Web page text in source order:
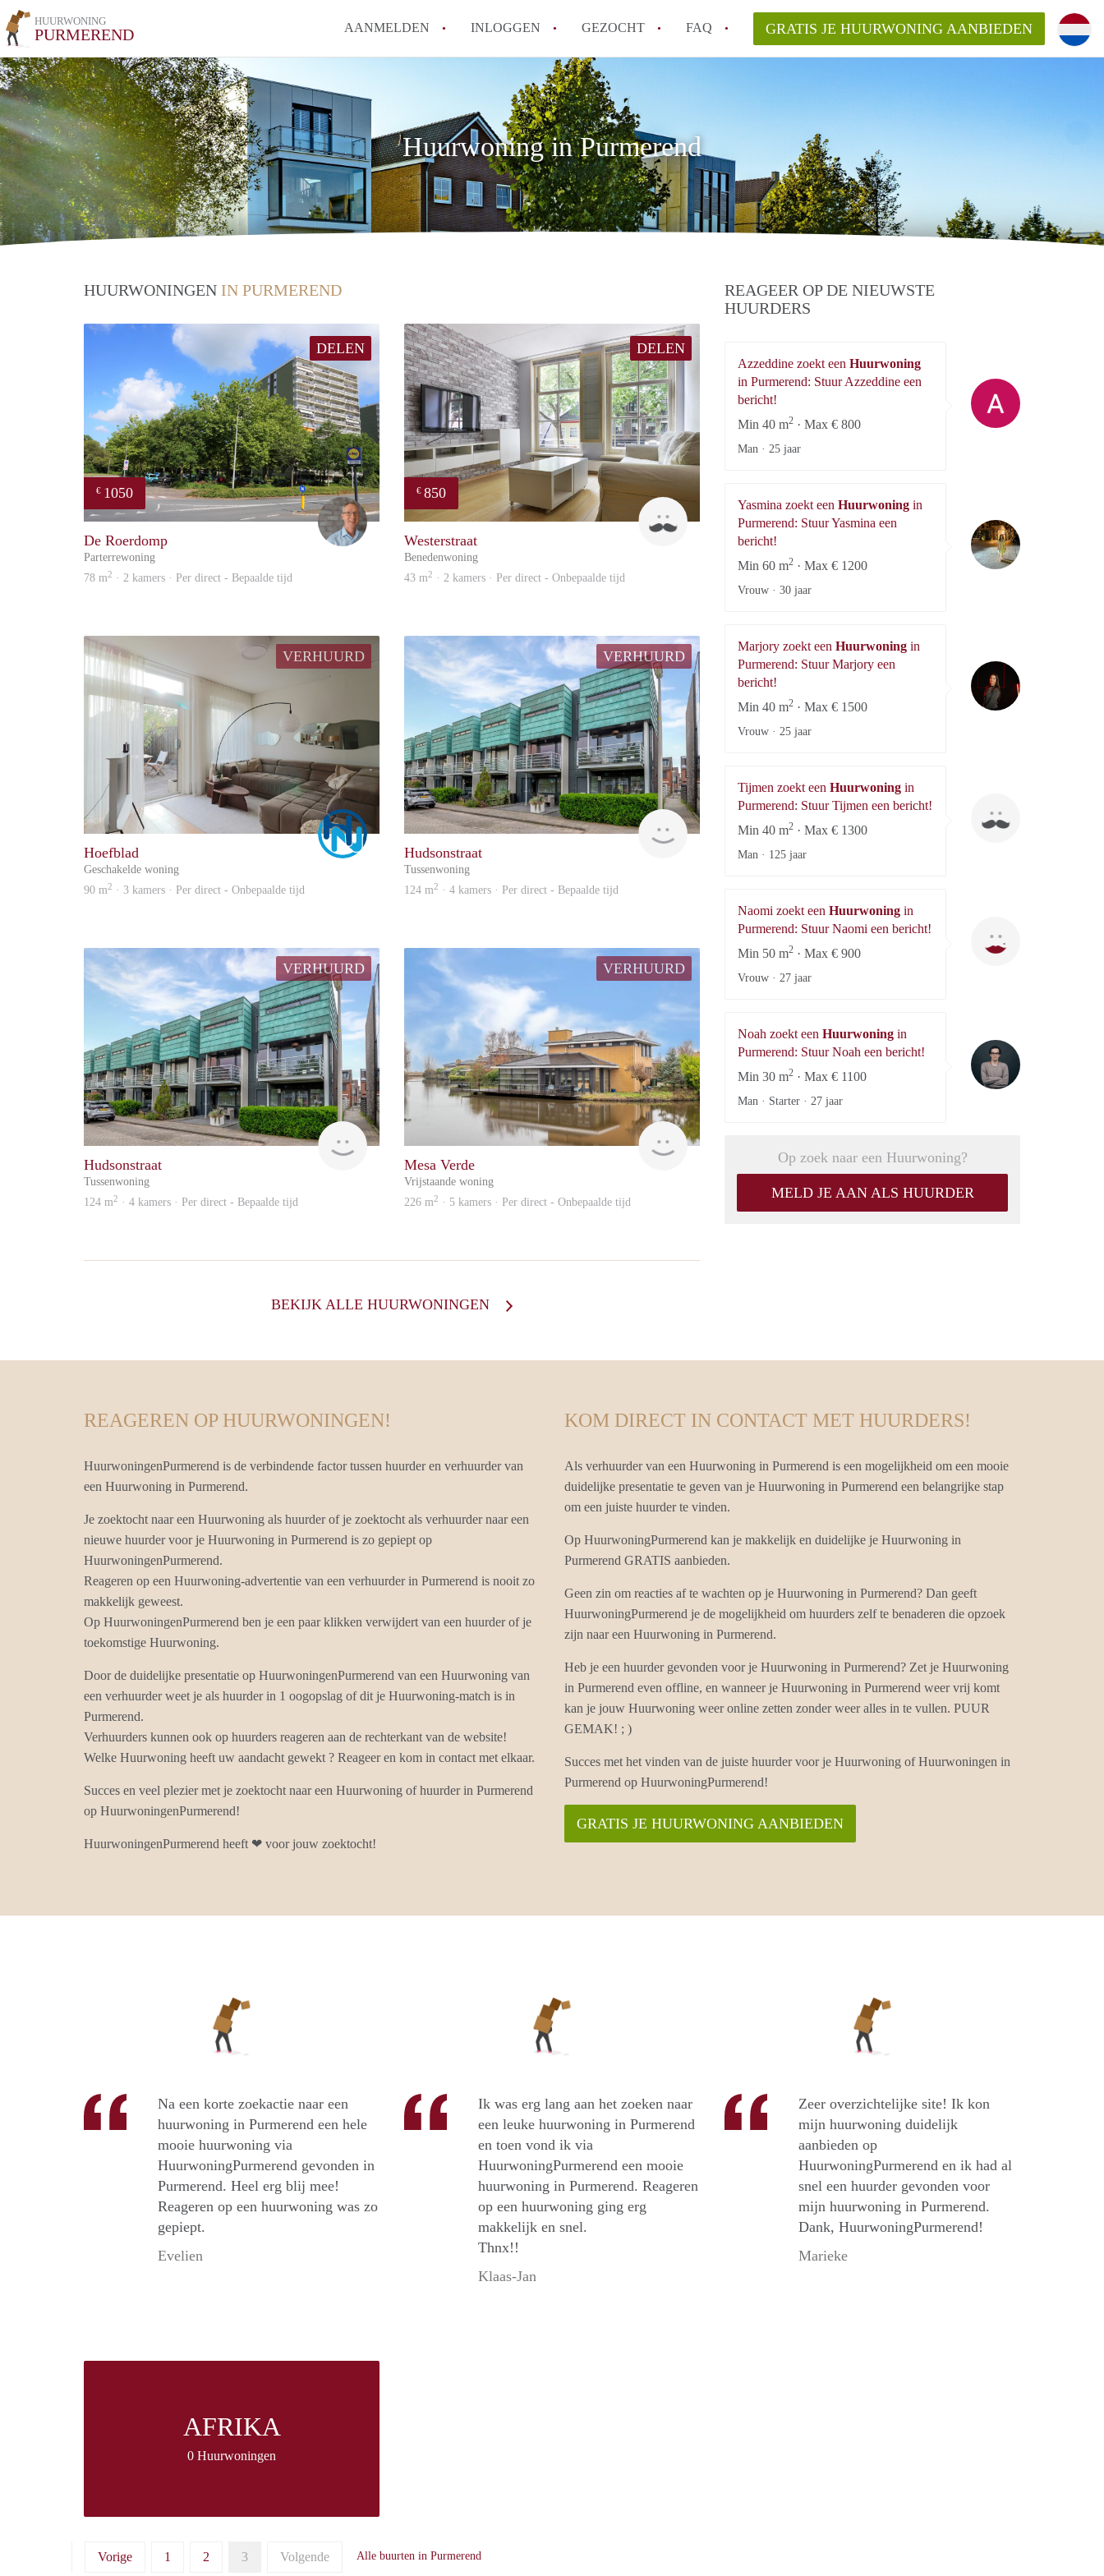
HUURWONING
PURMEREND AANMELDEN INLOGGEN GEZOCHT FAQ
How to translate HuurwoningPurmerend!
Wat is HuurwoningPurmerend?
Hoeveel kost het om te reageren op een Huurwoning in Purmerend?
Wat is de privacyverklaring van HuurwoningPurmerend?
Berekent HuurwoningPurmerend
makelaarsvergoeding/bemiddelingsvergoeding?
GRATIS JE HUURWONING AANBIEDEN
Huurwoning in Purmerend
HUURWONINGEN IN PURMEREND
DELEN
€ 1050
Paul
De Roerdomp
Parterrewoning
78 m2 · 2 kamers · Per direct - Bepaalde tijd
DELEN
€ 850
Westerstraat
Benedenwoning
43 m2 · 2 kamers · Per direct - Onbepaalde tijd
VERHUURD
Hoefblad
Geschakelde woning
90 m2 · 3 kamers · Per direct - Onbepaalde tijd
VERHUURD
Zaanstad
Hudsonstraat
Tussenwoning
124 m2 · 4 kamers · Per direct - Bepaalde tijd
VERHUURD
Zaanstad
Hudsonstraat
Tussenwoning
124 m2 · 4 kamers · Per direct - Bepaalde tijd
VERHUURD
Zaanstad
Mesa Verde
Vrijstaande woning
226 m2 · 5 kamers · Per direct - Onbepaalde tijd
BEKIJK ALLE HUURWONINGEN
REAGEER OP DE NIEUWSTE
HUURDERS
Azzeddine zoekt een Huurwoning
in Purmerend: Stuur Azzeddine een
bericht!
Min 40 m2 · Max € 800
Man · 25 jaar
Yasmina zoekt een Huurwoning in
Purmerend: Stuur Yasmina een
bericht!
Min 60 m2 · Max € 1200
Vrouw · 30 jaar
Marjory zoekt een Huurwoning in
Purmerend: Stuur Marjory een
bericht!
Min 40 m2 · Max € 1500
Vrouw · 25 jaar
Tijmen zoekt een Huurwoning in
Purmerend: Stuur Tijmen een bericht!
Min 40 m2 · Max € 1300
Man · 125 jaar
Naomi zoekt een Huurwoning in
Purmerend: Stuur Naomi een bericht!
Min 50 m2 · Max € 900
Vrouw · 27 jaar
Noah zoekt een Huurwoning in
Purmerend: Stuur Noah een bericht!
Min 30 m2 · Max € 1100
Man · Starter · 27 jaar
Op zoek naar een Huurwoning?
MELD JE AAN ALS HUURDER
REAGEREN OP HUURWONINGEN!
HuurwoningenPurmerend is de verbindende factor tussen huurder en verhuurder van
een Huurwoning in Purmerend.
Je zoektocht naar een Huurwoning als huurder of je zoektocht als verhuurder naar een
nieuwe huurder voor je Huurwoning in Purmerend is zo gepiept op
HuurwoningenPurmerend.
Reageren op een Huurwoning-advertentie van een verhuurder in Purmerend is nooit zo
makkelijk geweest.
Op HuurwoningenPurmerend ben je een paar klikken verwijdert van een huurder of je
toekomstige Huurwoning.
Door de duidelijke presentatie op HuurwoningenPurmerend van een Huurwoning van
een verhuurder weet je als huurder in 1 oogopslag of dit je Huurwoning-match is in
Purmerend.
Verhuurders kunnen ook op huurders reageren aan de rechterkant van de website!
Welke Huurwoning heeft uw aandacht gewekt ? Reageer en kom in contact met elkaar.
Succes en veel plezier met je zoektocht naar een Huurwoning of huurder in Purmerend
op HuurwoningenPurmerend!
HuurwoningenPurmerend heeft ❤ voor jouw zoektocht!
KOM DIRECT IN CONTACT MET HUURDERS!
Als verhuurder van een Huurwoning in Purmerend is een mogelijkheid om een mooie
duidelijke presentatie te geven van je Huurwoning in Purmerend een belangrijke stap
om een juiste huurder te vinden.
Op HuurwoningPurmerend kan je makkelijk en duidelijke je Huurwoning in
Purmerend GRATIS aanbieden.
Geen zin om reacties af te wachten op je Huurwoning in Purmerend? Dan geeft
HuurwoningPurmerend je de mogelijkheid om huurders zelf te benaderen die opzoek
zijn naar een Huurwoning in Purmerend.
Heb je een huurder gevonden voor je Huurwoning in Purmerend? Zet je Huurwoning
in Purmerend even offline, en wanneer je Huurwoning in Purmerend weer vrij komt
kan je jouw Huurwoning weer online zetten zonder weer alles in te vullen. PUUR
GEMAK! ; )
Succes met het vinden van de juiste huurder voor je Huurwoning of Huurwoningen in
Purmerend op HuurwoningPurmerend!
GRATIS JE HUURWONING AANBIEDEN
Na een korte zoekactie naar een
huurwoning in Purmerend een hele
mooie huurwoning via
HuurwoningPurmerend gevonden in
Purmerend. Heel erg blij mee!
Reageren op een huurwoning was zo
gepiept.
Evelien
Ik was erg lang aan het zoeken naar
een leuke huurwoning in Purmerend
en toen vond ik via
HuurwoningPurmerend een mooie
huurwoning in Purmerend. Reageren
op een huurwoning ging erg
makkelijk en snel.
Thnx!!
Klaas-Jan
Zeer overzichtelijke site! Ik kon
mijn huurwoning duidelijk
aanbieden op
HuurwoningPurmerend en ik had al
snel een huurder gevonden voor
mijn huurwoning in Purmerend.
Dank, HuurwoningPurmerend!
Marieke
AFRIKA
0 Huurwoningen
Vorige 1 2 3 Volgende Alle buurten in Purmerend